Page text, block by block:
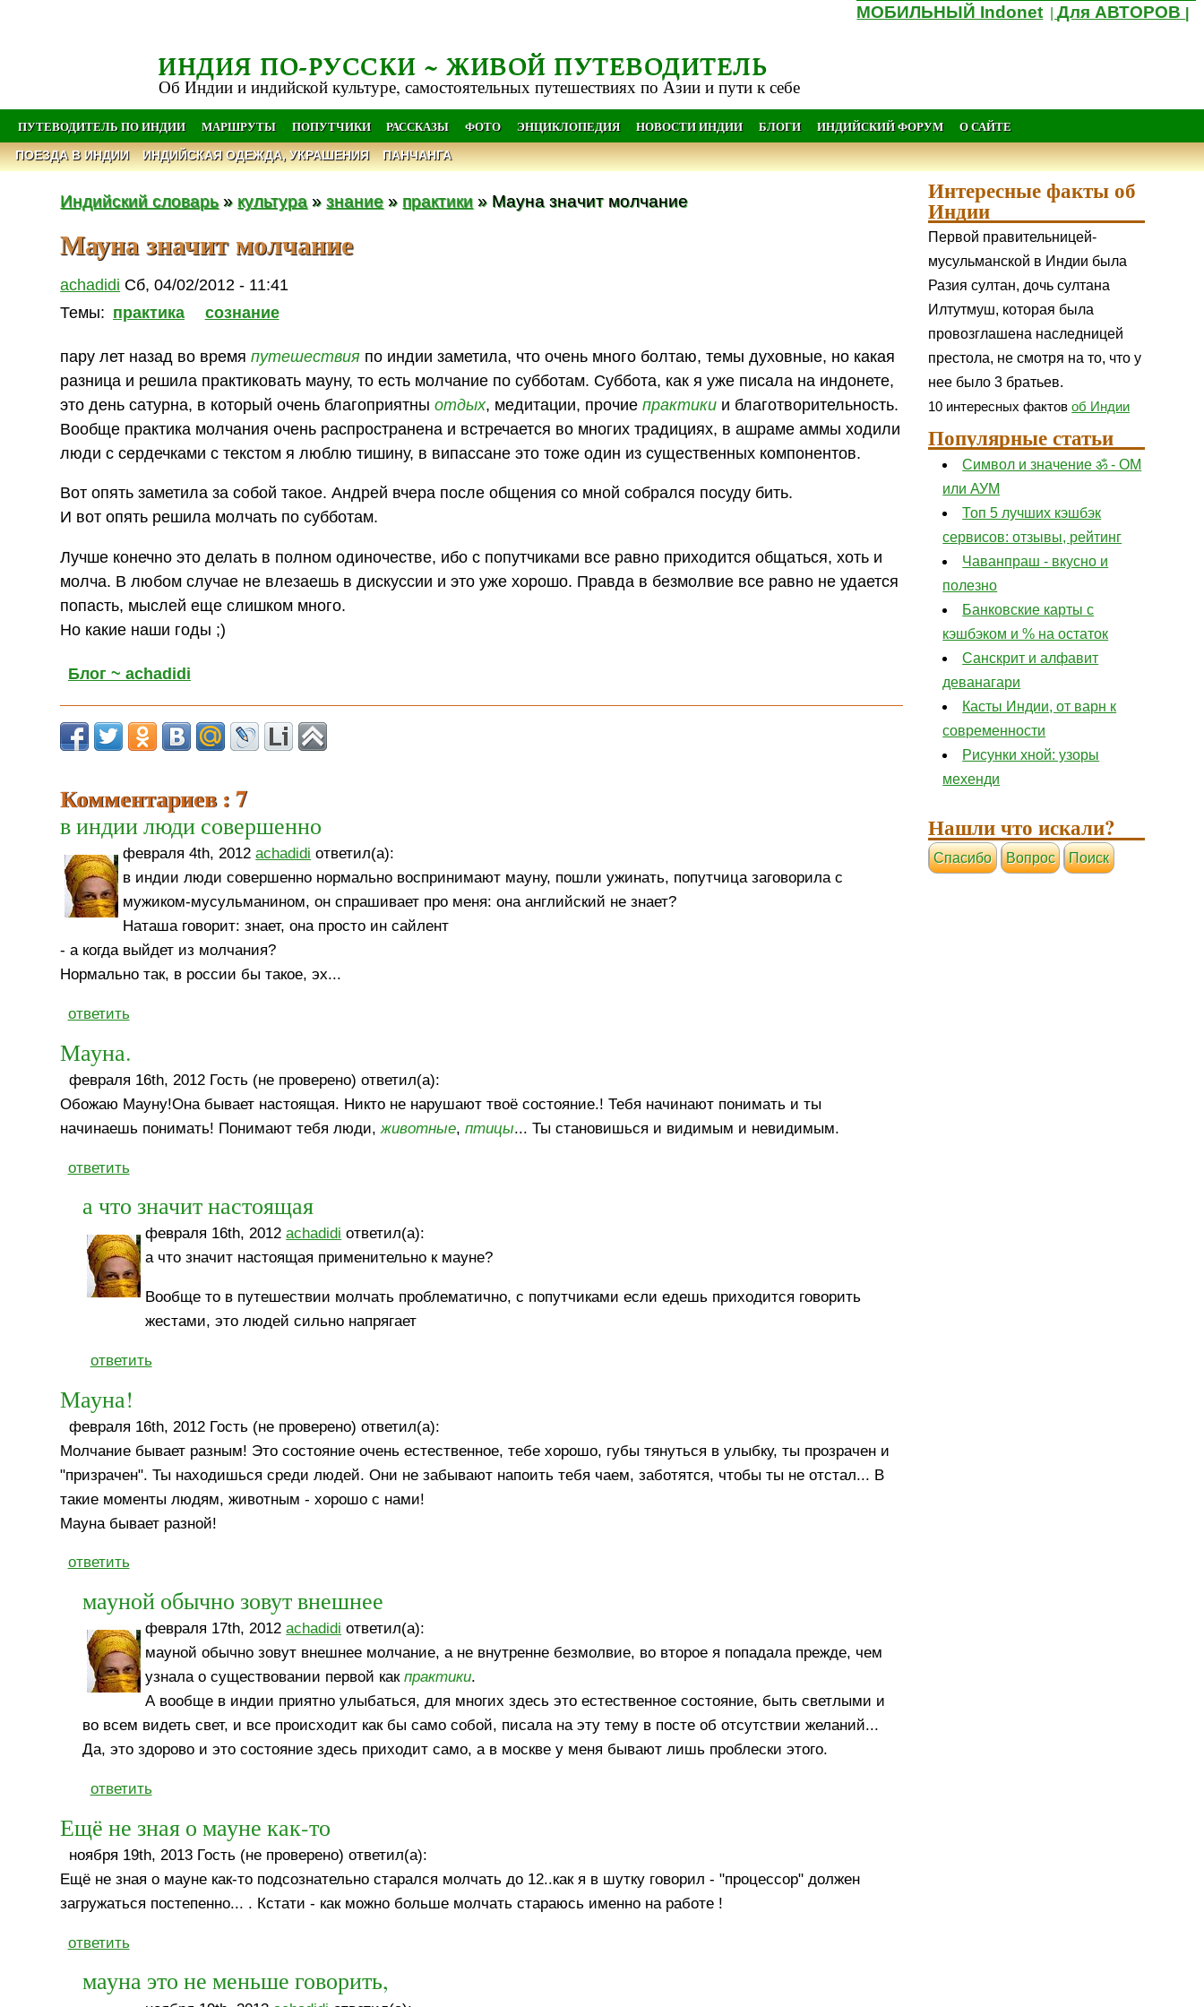
МОБИЛЬНЫЙ Indonet |Для АВТОРОВ
ИНДИЯ ПО-РУССКИ ~ ЖИВОЙ ПУТЕВОДИТЕЛЬ
Об Индии и индийской культуре, самостоятельных путешествиях по Азии и пути к себе
ПУТЕВОДИТЕЛЬ ПО ИНДИИ МАРШРУТЫ ПОПУТЧИКИ РАССКАЗЫ ФОТО ЭНЦИКЛОПЕДИЯ НОВОСТИ ИНДИИ БЛОГИ ИНДИЙСКИЙ ФОРУМ О САЙТЕ
ПОЕЗДА В ИНДИИ ИНДИЙСКАЯ ОДЕЖДА, УКРАШЕНИЯ ПАНЧАНГА
Индийский словарь» культура »знание » практики » Мауна значит молчание
Мауна значит молчание
achadidi Сб, 04/02/2012 - 11:41
Темы: практика сознание
пару лет назад во времяпутешествия по индии заметила, что очень много болтаю, темы духовные, но какая
разница и решила практиковать мауну, то есть молчание по субботам. Суббота, как я уже писала на индонете,
это день сатурна, в который очень благоприятныотдых, медитации, прочиепрактики и благотворительность.
Вообще практика молчания очень распространена и встречается во многих традициях, в ашраме аммы ходили
люди с сердечками с текстом я люблю тишину, в випассане это тоже один из существенных компонентов.
Вот опять заметила за собой такое. Андрей вчера после общения со мной собрался посуду бить.
И вот опять решила молчать по субботам.
Лучше конечно это делать в полном одиночестве, ибо с попутчиками все равно приходится общаться, хоть и
молча. В любом случае не влезаешь в дискуссии и это уже хорошо. Правда в безмолвие все равно не удается
попасть, мыслей еще слишком много.
Но какие наши годы ;)
Блог ~ achadidi
Комментариев : 7
в индии люди совершенно
февраля 4th, 2012achadidi ответил(а):
в индии люди совершенно нормально воспринимают мауну, пошли ужинать, попутчица заговорила с
мужиком-мусульманином, он спрашивает про меня: она английский не знает?
Наташа говорит: знает, она просто ин сайлент
- а когда выйдет из молчания?
Нормально так, в россии бы такое, эх...
ответить
Мауна.
февраля 16th, 2012 Гость (не проверено) ответил(а):
Обожаю Мауну!Она бывает настоящая. Никто не нарушают твоё состояние.! Тебя начинают понимать и ты
начинаешь понимать! Понимают тебя люди,животные,птицы... Ты становишься и видимым и невидимым.
ответить
а что значит настоящая
февраля 16th, 2012achadidi ответил(а):
а что значит настоящая применительно к мауне?
Вообще то в путешествии молчать проблематично, с попутчиками если едешь приходится говорить
жестами, это людей сильно напрягает
ответить
Мауна!
февраля 16th, 2012 Гость (не проверено) ответил(а):
Молчание бывает разным! Это состояние очень естественное, тебе хорошо, губы тянуться в улыбку, ты прозрачен и
"призрачен". Ты находишься среди людей. Они не забывают напоить тебя чаем, заботятся, чтобы ты не отстал... В
такие моменты людям, животным - хорошо с нами!
Мауна бывает разной!
ответить
мауной обычно зовут внешнее
февраля 17th, 2012achadidi ответил(а):
мауной обычно зовут внешнее молчание, а не внутренне безмолвие, во второе я попадала прежде, чем
узнала о существовании первой какпрактики.
А вообще в индии приятно улыбаться, для многих здесь это естественное состояние, быть светлыми и
во всем видеть свет, и все происходит как бы само собой, писала на эту тему в посте об отсутствии желаний...
Да, это здорово и это состояние здесь приходит само, а в москве у меня бывают лишь проблески этого.
ответить
Ещё не зная о мауне как-то
ноября 19th, 2013 Гость (не проверено) ответил(а):
Ещё не зная о мауне как-то подсознательно старался молчать до 12..как я в шутку говорил - "процессор" должен
загружаться постепенно... . Кстати - как можно больше молчать стараюсь именно на работе !
ответить
мауна это не меньше говорить,
Интересные факты об
Индии
Первой правительницей-
мусульманской в Индии была
Разия султан, дочь султана
Илтутмуш, которая была
провозглашена наследницей
престола, не смотря на то, что у
нее было 3 братьев.
10 интересных фактовоб Индии
Популярные статьи
Символ и значение ॐ - ОМ
или АУМ
Топ 5 лучших кэшбэк
сервисов: отзывы, рейтинг
Чаванпраш - вкусно и
полезно
Банковские карты с
кэшбэком и % на остаток
Санскрит и алфавит
деванагари
Касты Индии, от варн к
современности
Рисунки хной: узоры
мехенди
Нашли что искали?
Cпасибо Вопрос Поиск